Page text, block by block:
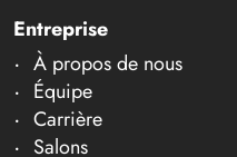
Entreprise
À propos de nous
Équipe
Carrière
Salons